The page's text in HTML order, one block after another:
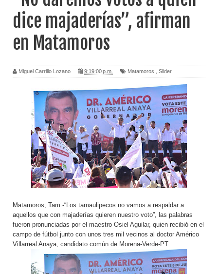
dice majaderías”, afirman
en Matamoros
Miguel Carrillo Lozano 9:19:00 p.m. Matamoros Slider
Matamoros, Tam.-“Los tamaulipecos no vamos a respaldar a
aquellos que con majaderías quieren nuestro voto”, las palabras
fueron pronunciadas por el maestro Osiel Aguilar, quien recibió en el
campo de fútbol junto con unos tres mil vecinos al doctor Américo
Villarreal Anaya, candidato común de Morena-Verde-PT